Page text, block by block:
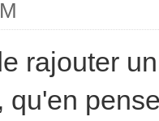
rajouter
qu'en